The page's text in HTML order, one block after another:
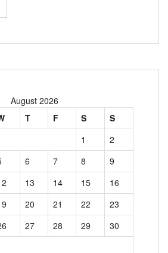
August 2026
T F S
S
1
2
6 7 8
9
13 14 15
16
20 21 22
23
27 28 29
30